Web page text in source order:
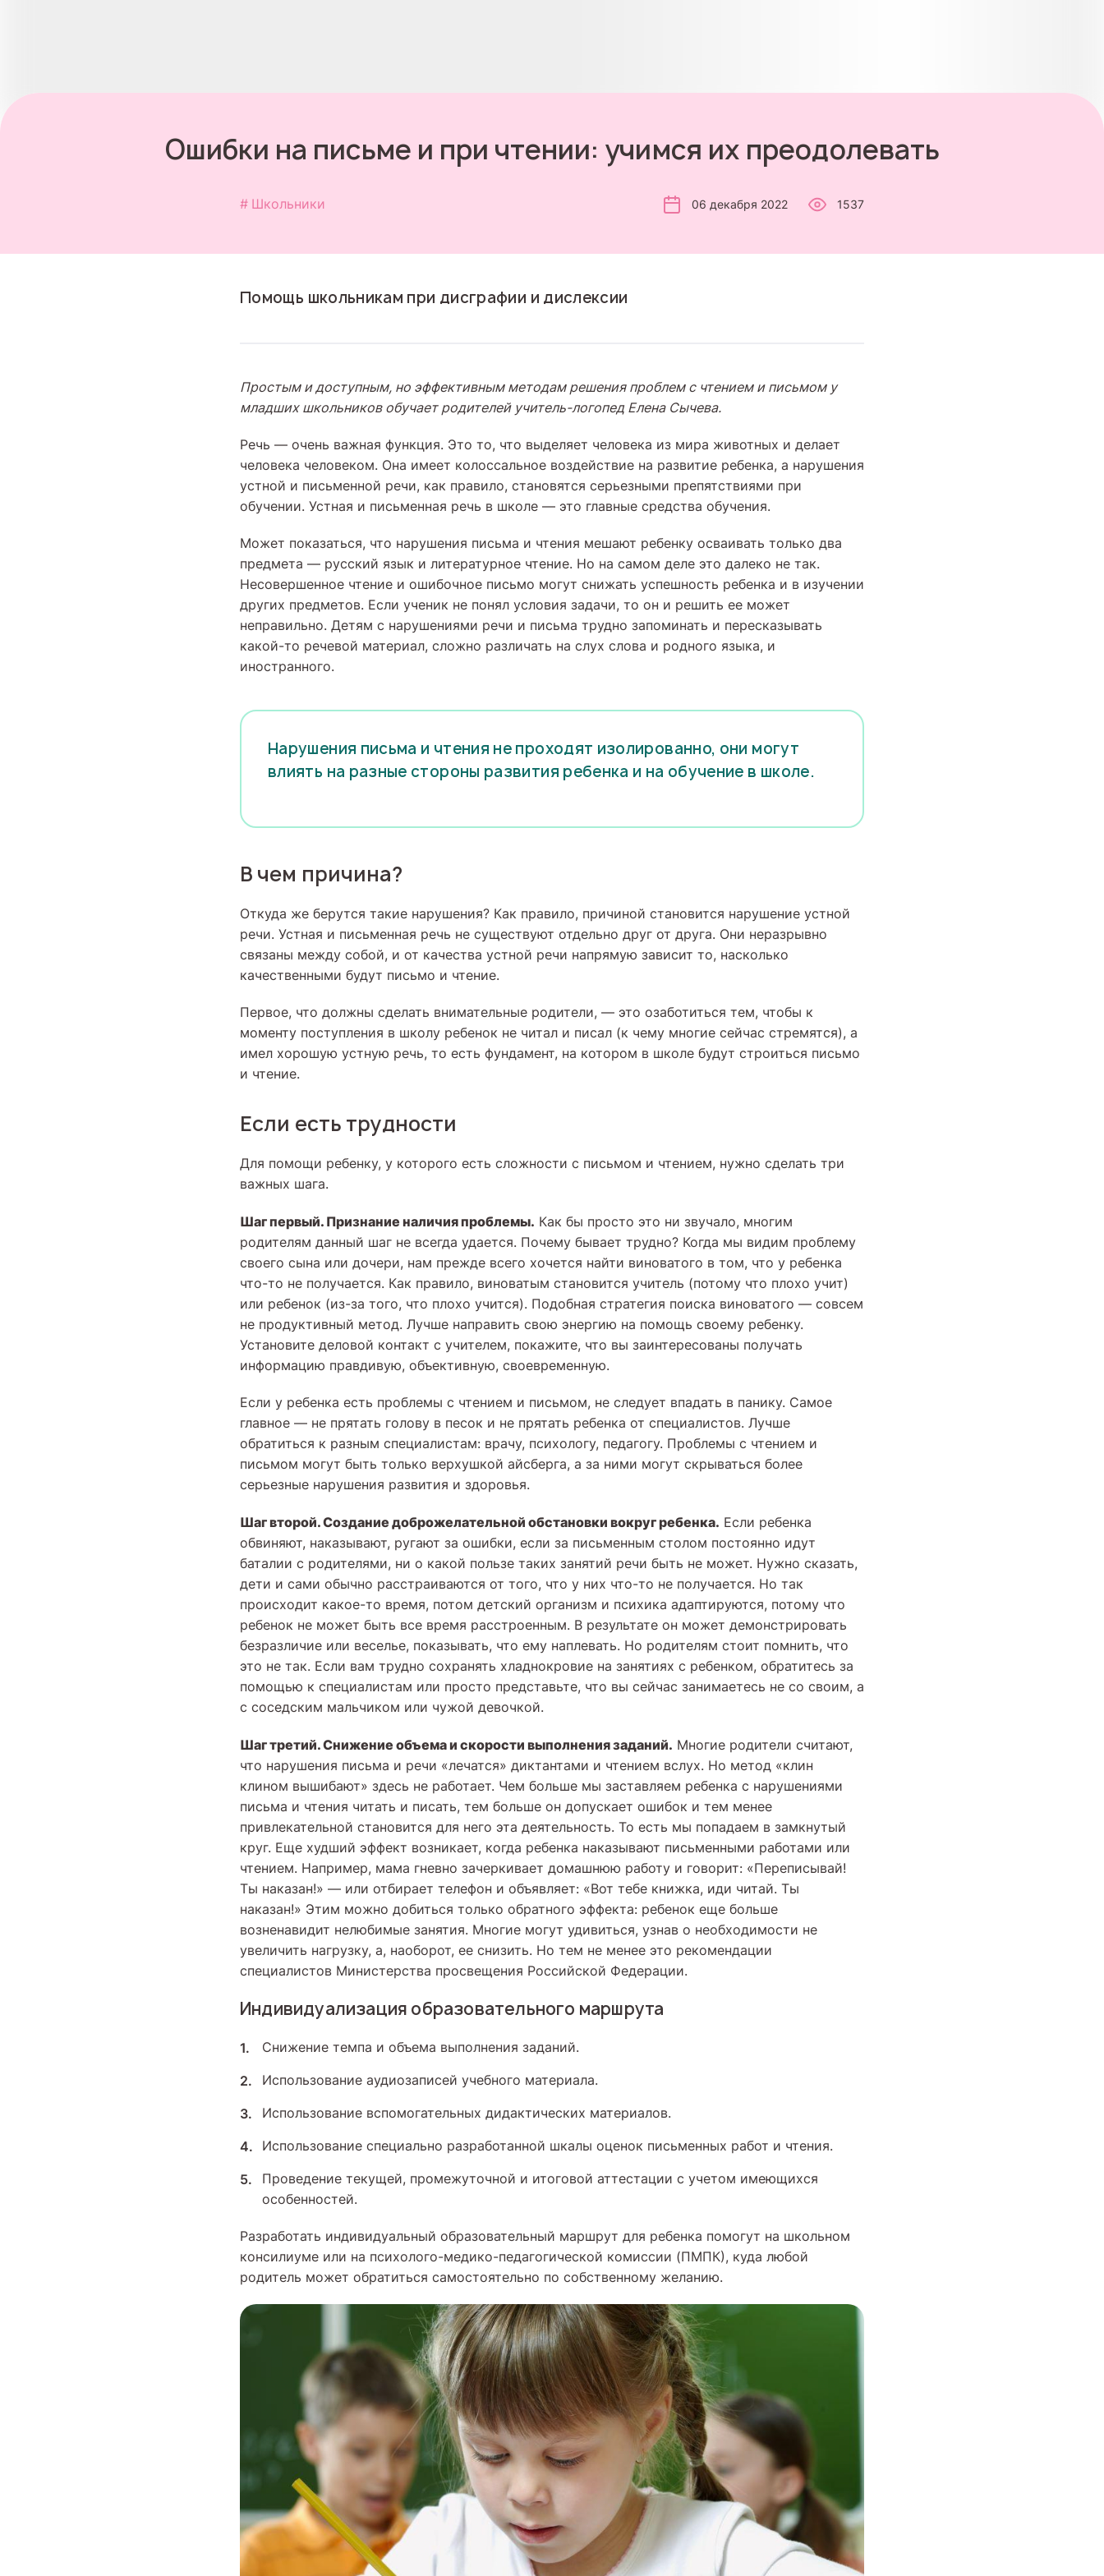
Ошибки на письме и при чтении: учимся их преодолевать
Школьники 06 декабря 2022 1537
Помощь школьникам при дисграфии и дислексии
Простым и доступным, но эффективным методам решения проблем с чтением и письмом у
младших школьников обучает родителей учитель-логопед Елена Сычева.
Речь — очень важная функция. Это то, что выделяет человека из мира животных и делает
человека человеком. Она имеет колоссальное воздействие на развитие ребенка, а нарушения
устной и письменной речи, как правило, становятся серьезными препятствиями при
обучении. Устная и письменная речь в школе — это главные средства обучения.
Может показаться, что нарушения письма и чтения мешают ребенку осваивать только два
предмета — русский язык и литературное чтение. Но на самом деле это далеко не так.
Несовершенное чтение и ошибочное письмо могут снижать успешность ребенка и в изучении
других предметов. Если ученик не понял условия задачи, то он и решить ее может
неправильно. Детям с нарушениями речи и письма трудно запоминать и пересказывать
какой-то речевой материал, сложно различать на слух слова и родного языка, и
иностранного.
Нарушения письма и чтения не проходят изолированно, они могут
влиять на разные стороны развития ребенка и на обучение в школе.
В чем причина?
Откуда же берутся такие нарушения? Как правило, причиной становится нарушение устной
речи. Устная и письменная речь не существуют отдельно друг от друга. Они неразрывно
связаны между собой, и от качества устной речи напрямую зависит то, насколько
качественными будут письмо и чтение.
Первое, что должны сделать внимательные родители, — это озаботиться тем, чтобы к
моменту поступления в школу ребенок не читал и писал (к чему многие сейчас стремятся), а
имел хорошую устную речь, то есть фундамент, на котором в школе будут строиться письмо
и чтение.
Если есть трудности
Для помощи ребенку, у которого есть сложности с письмом и чтением, нужно сделать три
важных шага.
Шаг первый. Признание наличия проблемы. Как бы просто это ни звучало, многим
родителям данный шаг не всегда удается. Почему бывает трудно? Когда мы видим проблему
своего сына или дочери, нам прежде всего хочется найти виноватого в том, что у ребенка
что-то не получается. Как правило, виноватым становится учитель (потому что плохо учит)
или ребенок (из-за того, что плохо учится). Подобная стратегия поиска виноватого — совсем
не продуктивный метод. Лучше направить свою энергию на помощь своему ребенку.
Установите деловой контакт с учителем, покажите, что вы заинтересованы получать
информацию правдивую, объективную, своевременную.
Если у ребенка есть проблемы с чтением и письмом, не следует впадать в панику. Самое
главное — не прятать голову в песок и не прятать ребенка от специалистов. Лучше
обратиться к разным специалистам: врачу, психологу, педагогу. Проблемы с чтением и
письмом могут быть только верхушкой айсберга, а за ними могут скрываться более
серьезные нарушения развития и здоровья.
Шаг второй. Создание доброжелательной обстановки вокруг ребенка. Если ребенка
обвиняют, наказывают, ругают за ошибки, если за письменным столом постоянно идут
баталии с родителями, ни о какой пользе таких занятий речи быть не может. Нужно сказать,
дети и сами обычно расстраиваются от того, что у них что-то не получается. Но так
происходит какое-то время, потом детский организм и психика адаптируются, потому что
ребенок не может быть все время расстроенным. В результате он может демонстрировать
безразличие или веселье, показывать, что ему наплевать. Но родителям стоит помнить, что
это не так. Если вам трудно сохранять хладнокровие на занятиях с ребенком, обратитесь за
помощью к специалистам или просто представьте, что вы сейчас занимаетесь не со своим, а
с соседским мальчиком или чужой девочкой.
Шаг третий. Снижение объема и скорости выполнения заданий. Многие родители считают,
что нарушения письма и речи «лечатся» диктантами и чтением вслух. Но метод «клин
клином вышибают» здесь не работает. Чем больше мы заставляем ребенка с нарушениями
письма и чтения читать и писать, тем больше он допускает ошибок и тем менее
привлекательной становится для него эта деятельность. То есть мы попадаем в замкнутый
круг. Еще худший эффект возникает, когда ребенка наказывают письменными работами или
чтением. Например, мама гневно зачеркивает домашнюю работу и говорит: «Переписывай!
Ты наказан!» — или отбирает телефон и объявляет: «Вот тебе книжка, иди читай. Ты
наказан!» Этим можно добиться только обратного эффекта: ребенок еще больше
возненавидит нелюбимые занятия. Многие могут удивиться, узнав о необходимости не
увеличить нагрузку, а, наоборот, ее снизить. Но тем не менее это рекомендации
специалистов Министерства просвещения Российской Федерации.
Индивидуализация образовательного маршрута
Снижение темпа и объема выполнения заданий.
Использование аудиозаписей учебного материала.
Использование вспомогательных дидактических материалов.
Использование специально разработанной шкалы оценок письменных работ и чтения.
Проведение текущей, промежуточной и итоговой аттестации с учетом имеющихся
особенностей.
Разработать индивидуальный образовательный маршрут для ребенка помогут на школьном
консилиуме или на психолого-медико-педагогической комиссии (ПМПК), куда любой
родитель может обратиться самостоятельно по собственному желанию.